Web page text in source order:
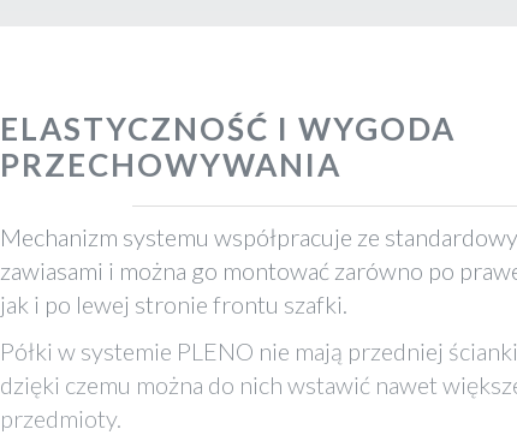
ELASTYCZNOŚĆ I WYGODA
PRZECHOWYWANIA
Mechanizm systemu współpracuje ze
zawiasami i można go montować zarówno po
jak i po lewej stronie frontu szafki.
Półki w systemie PLENO nie mają przedniej
dzięki czemu można do nich wstawić nawet
przedmioty.